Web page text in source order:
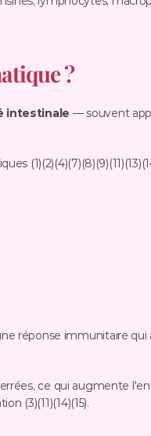
?
intestinale — souvent
réponse immunitaire qui
ce qui augmente
(3)(11)(14)(15).